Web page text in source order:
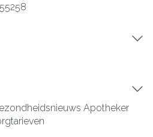
Apotheker